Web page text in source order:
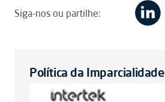
Siga-nos ou partilhe:
Política da Imparcialidade